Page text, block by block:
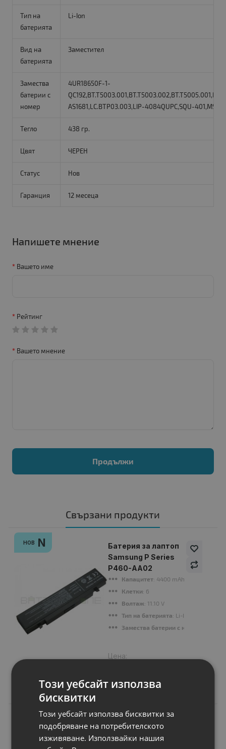
Тип на
батерията
Li-Ion
Вид на
батерията
Заместител
Замества
батерии с
номер
4UR18650F-1-
AS1681,LC.BTP03.003,LIP-4084QUPC,SQU-
Тегло 438 гр.
Цвят ЧЕРЕН
Статус Нов
Гаранция 12 месеца
Напишете мнение
Вашето име
Рейтинг
Вашето мнение
Продължи
Свързани продукти
НОВ N
Батерия за лаптоп
Samsung P Series
P460-AA02
Капацитет: 4400 mAh
Клетки: 6
Волтаж: 11.10 V
Тип на батерията: Li-Ion
Замества батерии с номер
Цена:
64.54 лв.
Подобни продукти
Този уебсайт използва
бисквитки
Този уебсайт използва бисквитки за
подобряване на потребителското
изживяване. Използвайки нашия